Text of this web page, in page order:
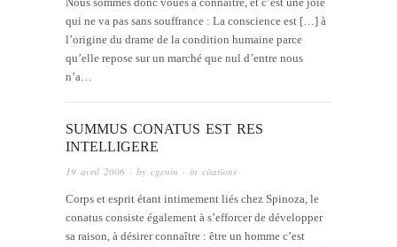
qui ne va pas sans souffrance : La conscience est […] à
l’origine du drame de la condition humaine parce
qu’elle repose sur un marché que nul d’entre nous
n’a…
SUMMUS CONATUS EST RES
INTELLIGERE
19 avril 2006 · by cgenin · in citations
Corps et esprit étant intimement liés chez Spinoza, le
conatus consiste également à s’efforcer de développer
sa raison, à désirer connaître : être un homme c’est